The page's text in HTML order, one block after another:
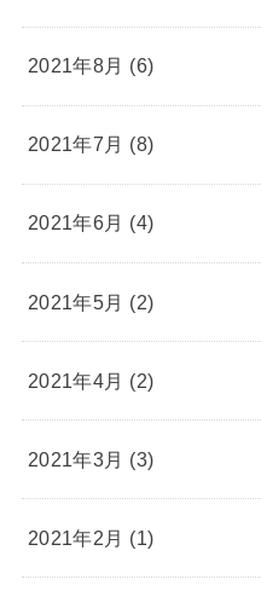
2021年8月 (6)
2021年7月 (8)
2021年6月 (4)
2021年5月 (2)
2021年4月 (2)
2021年3月 (3)
2021年2月 (1)